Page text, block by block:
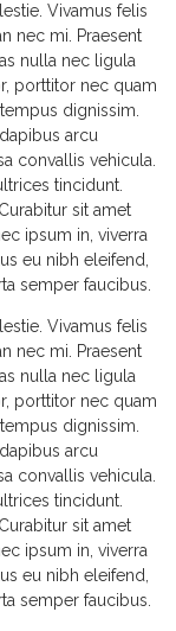
Vivamus felis
nec mi. Praesent
nulla nec ligula
porttitor nec quam
dignissim.
arcu
convallis vehicula.
tincidunt.
sit amet
ipsum in, viverra
eu nibh eleifend,
semper faucibus.
Vivamus felis
nec mi. Praesent
nulla nec ligula
porttitor nec quam
dignissim.
arcu
convallis vehicula.
tincidunt.
sit amet
ipsum in, viverra
eu nibh eleifend,
semper faucibus.